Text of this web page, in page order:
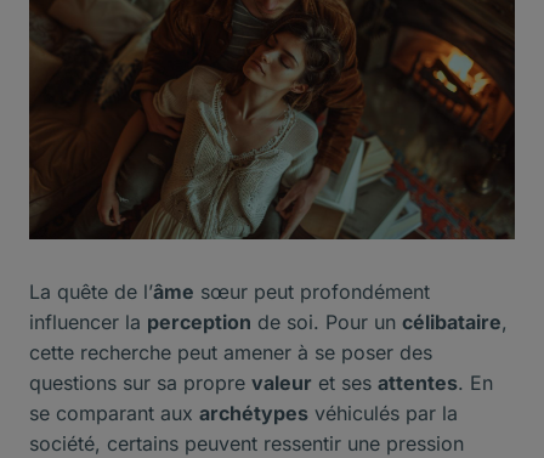
La quête de l’âme sœur peut profondément
influencer la perception de soi. Pour un célibataire,
cette recherche peut amener à se poser des
questions sur sa propre valeur et ses attentes. En
se comparant aux archétypes véhiculés par la
société, certains peuvent ressentir une pression